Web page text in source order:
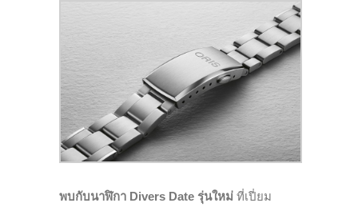
พบกับนาฬิกา Divers Date รุ่นใหม่ ที่เปี่ยม